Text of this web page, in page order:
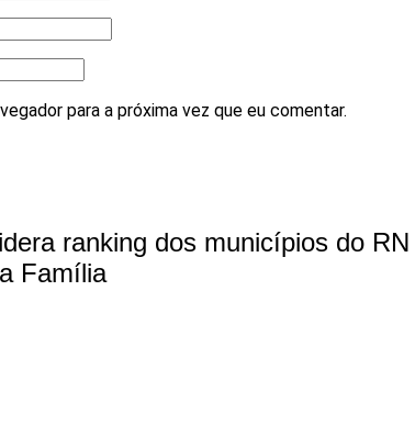
para a próxima vez que eu comentar.
ranking dos municípios do
Família